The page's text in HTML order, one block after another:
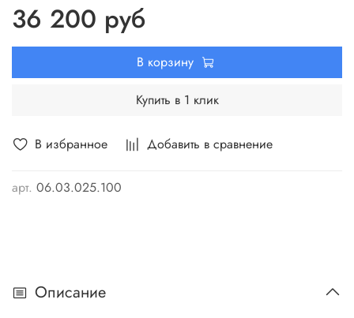
В избранное Добавить в сравнение
арт. 06.03.025.100
36 200 руб
В корзину
Купить в 1 клик
Описание